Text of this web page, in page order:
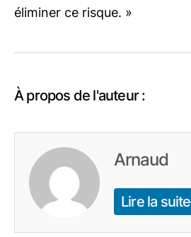
éliminer ce risque. »
À propos de l'auteur :
Arnaud
Lire la suite